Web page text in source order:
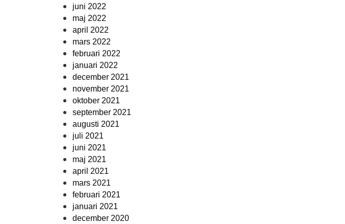
juni 2022
maj 2022
april 2022
mars 2022
februari 2022
januari 2022
december 2021
november 2021
oktober 2021
september 2021
augusti 2021
juli 2021
juni 2021
maj 2021
april 2021
mars 2021
februari 2021
januari 2021
december 2020